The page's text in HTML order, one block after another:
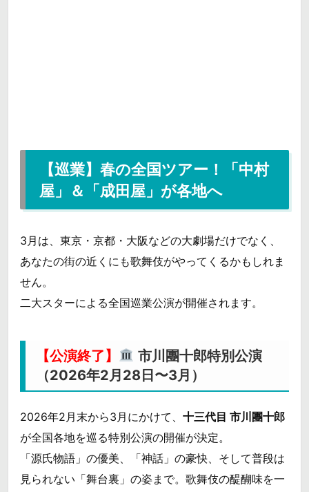
【巡業】春の全国ツアー！「中村
屋」＆「成田屋」が各地へ
3月は、東京・京都・大阪などの大劇場だけでなく、
あなたの街の近くにも歌舞伎がやってくるかもしれま
せん。
二大スターによる全国巡業公演が開催されます。
【公演終了】
市川團十郎特別公演
（2026年2月28日〜3月）
2026年2月末から3月にかけて、 十三代目 市川團十郎
が全国各地を巡る特別公演の開催が決定。
「源氏物語」の優美、「神話」の豪快、そして普段は
見られない「舞台裏」の姿まで。歌舞伎の醍醐味を一